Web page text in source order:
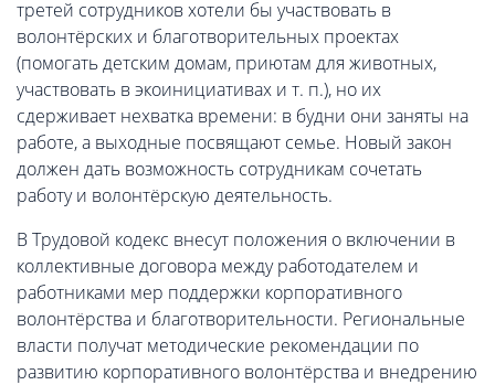
третей сотрудников хотели бы участвовать в
волонтёрских и благотворительных проектах
(помогать детским домам, приютам для животных,
участвовать в экоинициативах и т. п.), но их
сдерживает нехватка времени: в будни они заняты на
работе, а выходные посвящают семье. Новый закон
должен дать возможность сотрудникам сочетать
работу и волонтёрскую деятельность.
В Трудовой кодекс внесут положения о включении в
коллективные договора между работодателем и
работниками мер поддержки корпоративного
волонтёрства и благотворительности. Региональные
власти получат методические рекомендации по
развитию корпоративного волонтёрства и внедрению